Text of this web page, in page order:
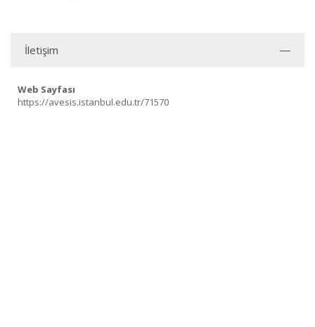
İletişim
Web Sayfası
https://avesis.istanbul.edu.tr/71570